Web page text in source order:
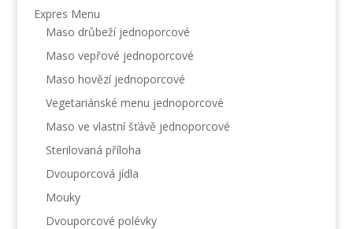
Expres Menu
Maso drůbeží jednoporcové
Maso vepřové jednoporcové
Maso hovězí jednoporcové
Vegetariánské menu jednoporcové
Maso ve vlastní šťávě jednoporcové
Sterilovaná příloha
Dvouporcová jídla
Mouky
Dvouporcové polévky